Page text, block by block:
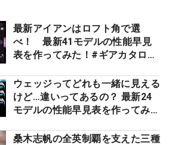
最新アイアンはロフト角で選
べ！ 最新41モデルの性能早見
表を作ってみた！#ギアカタログ
ウェッジってどれも一緒に見える
けど…違いってあるの？ 最新24
モデルの性能早見表を作ってみ
桑木志帆の全英制覇を支えた三種